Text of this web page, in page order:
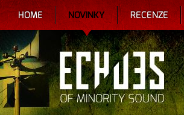
HOME NOVINKY RECENZE